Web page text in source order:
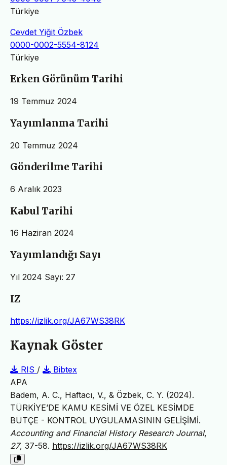
Türkiye
Cevdet Yiğit Özbek
0000-0002-5554-8124
Türkiye
Erken Görünüm Tarihi
19 Temmuz 2024
Yayımlanma Tarihi
20 Temmuz 2024
Gönderilme Tarihi
6 Aralık 2023
Kabul Tarihi
16 Haziran 2024
Yayımlandığı Sayı
Yıl 2024 Sayı: 27
IZ
https://izlik.org/JA67WS38RK
Kaynak Göster
RIS /
Bibtex
APA
Badem, A. C., Haftacı, V., & Özbek, C. Y. (2024).
TÜRKİYE’DE KAMU KESİMİ VE ÖZEL KESİMDE
BÜTÇE - KONTROL UYGULAMASININ GELİŞİMİ.
Accounting and Financial History Research Journal,
27, 37-58. https://izlik.org/JA67WS38RK